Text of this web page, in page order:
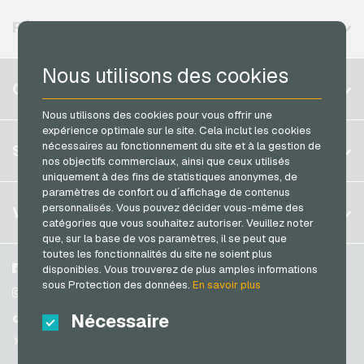
Nous utilisons des cookies
Nous utilisons des cookies pour vous offrir une
expérience optimale sur le site. Cela inclut les cookies
nécessaires au fonctionnement du site et à la gestion de
nos objectifs commerciaux, ainsi que ceux utilisés
uniquement à des fins de statistiques anonymes, de
paramètres de confort ou d´affichage de contenus
personnalisés. Vous pouvez décider vous-même des
catégories que vous souhaitez autoriser. Veuillez noter
que, sur la base de vos paramètres, il se peut que
toutes les fonctionnalités du site ne soient plus
disponibles. Vous trouverez de plus amples informations
sous Protection des données.En savoir plus
Nécessaire
Neosurf Cartes de paiement
Razer Gold Cartes de paiement
Transcash Cartes de paiement
RÉGIONS DISPONIBLES
Belgique
Allemagne (DE)
Allemagne (EN)
France
Italie
Pays-bas
Autriche
Portugal
Suisse (DE)
COMPTE
S´inscrire
S´inscrire
Mon panier
SERVICE
FAQ
Méthodes de paiement
Conditions generales&Droit de retour
Protection des données
VGO-SHOP
A propos de nous
Partenaires
Facebook
Instagram
TikTok